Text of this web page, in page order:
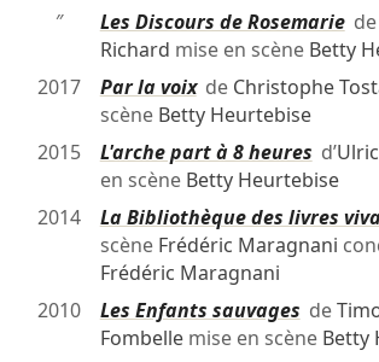
″
Les Discours de Rosemariede
Richard mise en scène Betty
2017
Par la voixde Christophe
scène Betty Heurtebise
2015
L'arche part à 8 heures d’
en scène Betty Heurtebise
2014
La Bibliothèque des livres
scène Frédéric Maragnani
Frédéric Maragnani
2010
Les Enfants sauvages de
Fombellemise en scène Betty